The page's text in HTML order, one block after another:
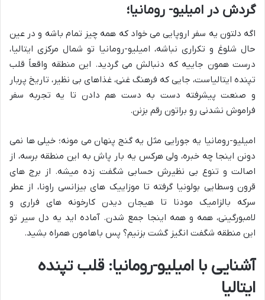
گردش در امیلیو- رومانیا؛
اگه دلتون یه سفر اروپایی می خواد که همه چیز تمام باشه و در عین
حال شلوغ و تکراری نباشه، امیلیو-رومانیا تو شمال مرکزی ایتالیا،
درست همون جاییه که دنبالش می گردید. این منطقه واقعاً قلب
تپنده ایتالیاست، جایی که فرهنگ غنی، غذاهای بی نظیر، تاریخ پربار
و صنعت پیشرفته دست به دست هم دادن تا یه تجربه سفر
فراموش نشدنی رو براتون رقم بزنن.
امیلیو-رومانیا یه جورایی مثل یه گنج پنهان می مونه؛ خیلی ها نمی
دونن اینجا چه خبره، ولی هرکس یه بار پاش به این منطقه برسه، از
اصالت و تنوع بی نظیرش حسابی شگفت زده میشه. از برج های
قرون وسطایی بولونیا گرفته تا موزاییک های بیزانسی راونا، از عطر
سرکه بالزامیک مودنا تا هیجان دیدن کارخونه های فراری و
لامبورگینی، همه و همه اینجا جمع شدن. آماده اید یه دل سیر تو
این منطقه شگفت انگیز گشت بزنیم؟ پس باهامون همراه بشید.
آشنایی با امیلیو-رومانیا: قلب تپنده
ایتالیا